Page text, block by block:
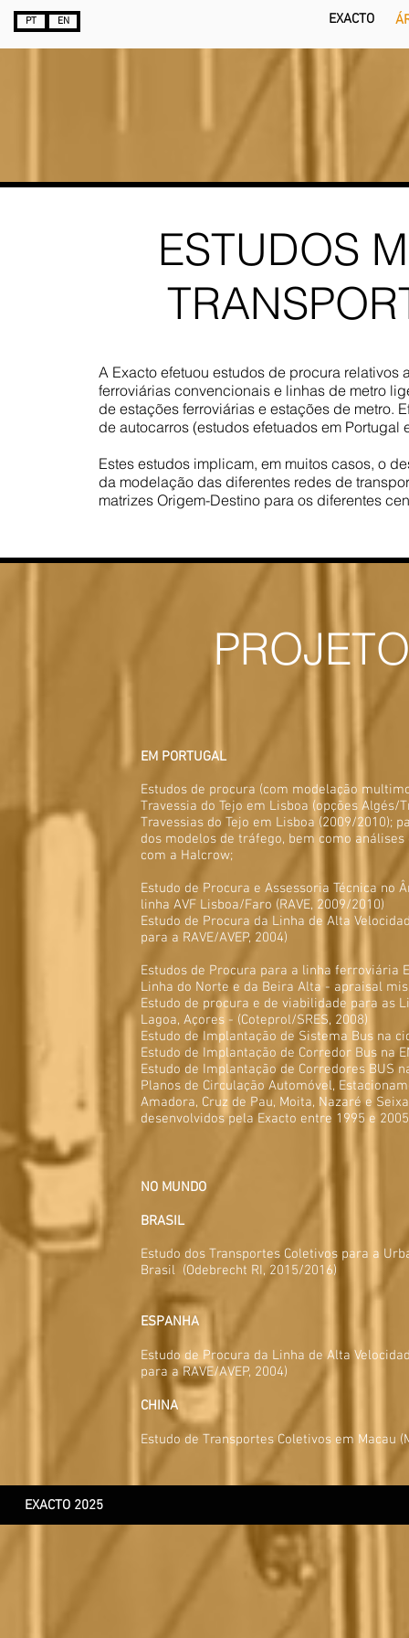
PT EN EXACTO
ESTUDOS
A Exacto efetuou estudos de procura
ferroviárias convencionais e linhas de metro
de estações ferroviárias e estações de metro.
de autocarros (estudos efetuados em Portugal
Estes estudos implicam, em muitos casos, o
da modelação das diferentes redes de
matrizes Origem-Destino para os diferentes
EM PORTUGAL
Estudos de procura (com modelação
Travessia do Tejo em Lisboa (opções
Travessias do Tejo em Lisboa (2009/2010);
dos modelos de tráfego, bem como
com a Halcrow;
Estudo de Procura e Assessoria Técnica no
linha AVF Lisboa/Faro (RAVE, 2009/2010)
Estudo de Procura da Linha de Alta
para a RAVE/AVEP, 2004)
Estudos de Procura para a linha ferroviária
Linha do Norte e da Beira Alta - apraisal
Estudo de procura e de viabilidade para as
Lagoa, Açores - (Coteprol/SRES, 2008)
Estudo de Implantação de Sistema Bus na
Estudo de Implantação de Corredor Bus na
Estudo de Implantação de Corredores BUS
Planos de Circulação Automóvel,
Amadora, Cruz de Pau, Moita, Nazaré e
desenvolvidos pela Exacto entre 1995 e
NO MUNDO
BRASIL
Estudo dos Transportes Coletivos para a
Brasil (Odebrecht RI, 2015/2016)
ESPANHA
Estudo de Procura da Linha de Alta
para a RAVE/AVEP, 2004)
CHINA
Estudo de Transportes Coletivos em Macau
EXACTO 2025